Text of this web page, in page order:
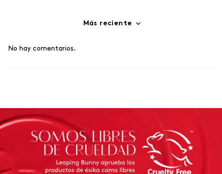
Más reciente
No hay comentarios.